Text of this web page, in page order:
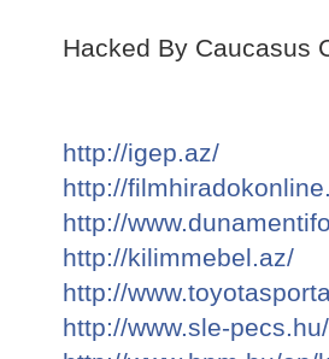
Hacked By Caucasus
http://igep.az/
http://
http://
http://kilimmebel.az/
http://
http://www.sle-